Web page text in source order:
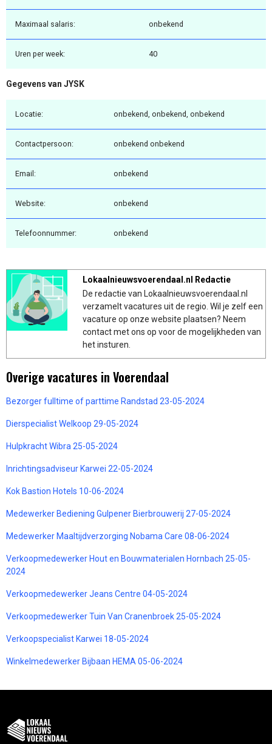
Maximaal salaris: onbekend
Uren per week: 40
Gegevens van JYSK
Locatie: onbekend, onbekend, onbekend
Contactpersoon: onbekend onbekend
Email: onbekend
Website: onbekend
Telefoonnummer: onbekend
Lokaalnieuwsvoerendaal.nl Redactie
De redactie van Lokaalnieuwsvoerendaal.nl
verzamelt vacatures uit de regio. Wil je zelf een
vacature op onze website plaatsen? Neem
contact met ons op voor de mogelijkheden van
het insturen.
Overige vacatures in Voerendaal
Bezorger fulltime of parttime Randstad 23-05-2024
Dierspecialist Welkoop 29-05-2024
Hulpkracht Wibra 25-05-2024
Inrichtingsadviseur Karwei 22-05-2024
Kok Bastion Hotels 10-06-2024
Medewerker Bediening Gulpener Bierbrouwerij 27-05-2024
Medewerker Maaltijdverzorging Nobama Care 08-06-2024
Verkoopmedewerker Hout en Bouwmaterialen Hornbach 25-05-
2024
Verkoopmedewerker Jeans Centre 04-05-2024
Verkoopmedewerker Tuin Van Cranenbroek 25-05-2024
Verkoopspecialist Karwei 18-05-2024
Winkelmedewerker Bijbaan HEMA 05-06-2024